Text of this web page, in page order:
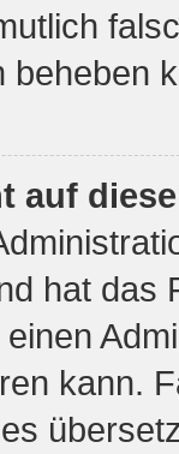
beheben
auf
hat das
kann.